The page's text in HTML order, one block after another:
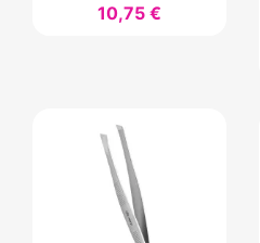
10,75 €